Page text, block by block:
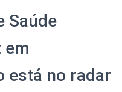
Saúde
em
está no radar